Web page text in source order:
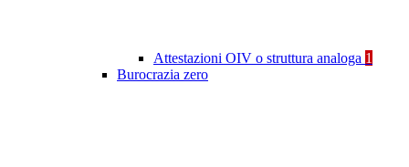
Attestazioni OIV o struttura analoga 1
Burocrazia zero